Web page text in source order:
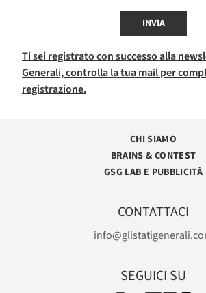
INVIA
Ti sei registrato con successo alla
Generali, controlla la tua mail per
registrazione.
CHI SIAMO
BRAINS & CONTEST
GSG LAB E PUBBLICITÀ
CONTATTACI
SEGUICI SU